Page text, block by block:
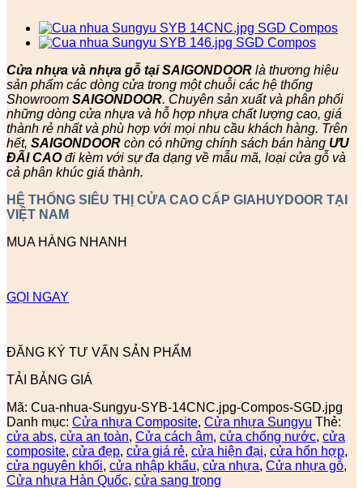
Cửa nhựa và nhựa gỗ tại SAIGONDOOR là thương hiệu
sản phẩm các dòng cửa trong một chuỗi các hệ thống
Showroom SAIGONDOOR. Chuyên sản xuất và phân phối
những dòng cửa nhựa và hỗ hợp nhựa chất lượng cao, giá
thành rẻ nhất và phù hợp với mọi nhu cầu khách hàng. Trên
hết, SAIGONDOOR còn có những chính sách bán hàng ƯU
ĐÃI CAOđi kèm với sự đa dạng về mẫu mã, loại cửa gỗ và
cả phân khúc giá thành.
HỆ THỐNG SIÊU THỊ CỬA CAO CẤP GIAHUYDOOR TẠI
VIỆT NAM
MUA HÀNG NHANH
GỌI NGAY
ĐĂNG KÝ TƯ VẤN SẢN PHẨM
TẢI BẢNG GIÁ
Mã: Cua-nhua-Sungyu-SYB-14CNC.jpg-Compos-SGD.jpg
Danh mục: Cửa nhựa Composite, Cửa nhựa Sungyu Thẻ:
cửa abs, cửa an toàn, Cửa cách âm, cửa chống nước, cửa
composite, cửa đẹp, cửa giá rẻ, cửa hiện đại, cửa hổn hợp,
cửa nguyên khối, cửa nhập khẩu, cửa nhựa, Cửa nhựa gỗ,
Cửa nhựa Hàn Quốc, cửa sang trọng